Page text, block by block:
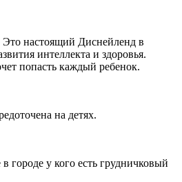
на детях.
городе у кого есть грудничковый
настоящий Диснейленд в
интеллекта и здоровья.
попасть каждый ребенок.